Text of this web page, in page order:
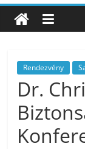
Rendezvény
Dr.